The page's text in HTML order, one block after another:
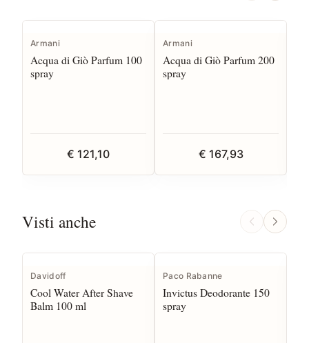
Armani
Acqua di Giò Parfum 100
spray
€ 121,10
Armani
Acqua di Giò Parfum 200
spray
€ 167,93
Visti anche
Davidoff
Cool Water After Shave
Balm 100 ml
Paco Rabanne
Invictus Deodorante 150
spray